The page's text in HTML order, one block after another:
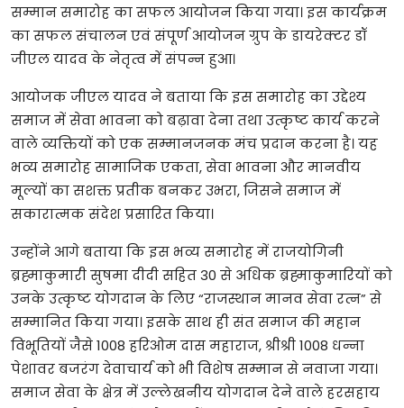
सम्मान समारोह का सफल आयोजन किया गया। इस कार्यक्रम
का सफल संचालन एवं संपूर्ण आयोजन ग्रुप के डायरेक्टर डॉ
जीएल यादव के नेतृत्व में संपन्न हुआ।
आयोजक जीएल यादव ने बताया कि इस समारोह का उद्देश्य
समाज में सेवा भावना को बढ़ावा देना तथा उत्कृष्ट कार्य करने
वाले व्यक्तियों को एक सम्मानजनक मंच प्रदान करना है। यह
भव्य समारोह सामाजिक एकता, सेवा भावना और मानवीय
मूल्यों का सशक्त प्रतीक बनकर उभरा, जिसने समाज में
सकारात्मक संदेश प्रसारित किया।
उन्होंने आगे बताया कि इस भव्य समारोह में राजयोगिनी
ब्रह्माकुमारी सुषमा दीदी सहित 30 से अधिक ब्रह्माकुमारियों को
उनके उत्कृष्ट योगदान के लिए “राजस्थान मानव सेवा रत्न” से
सम्मानित किया गया। इसके साथ ही संत समाज की महान
विभूतियों जैसे 1008 हरिओम दास महाराज, श्रीश्री 1008 धन्ना
पेशावर बजरंग देवाचार्य को भी विशेष सम्मान से नवाजा गया।
समाज सेवा के क्षेत्र में उल्लेखनीय योगदान देने वाले हरसहाय